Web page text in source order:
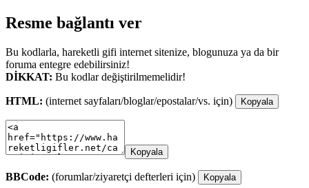
Resme bağlantı ver
Bu kodlarla, hareketli gifi internet sitenize, blogunuza ya da bir
foruma entegre edebilirsiniz!
DİKKAT: Bu kodlar değiştirilmemelidir!
HTML: (internet sayfaları/bloglar/epostalar/vs. için) Kopyala
Kopyala
BBCode: (forumlar/ziyaretçi defterleri için) Kopyala